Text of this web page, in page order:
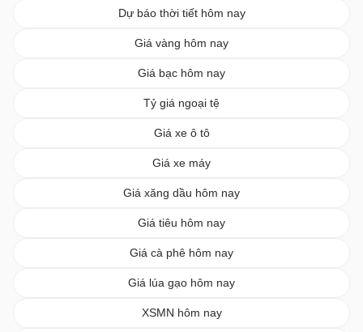
Dự báo thời tiết hôm nay
Giá vàng hôm nay
Giá bạc hôm nay
Tỷ giá ngoại tệ
Giá xe ô tô
Giá xe máy
Giá xăng dầu hôm nay
Giá tiêu hôm nay
Giá cà phê hôm nay
Giá lúa gạo hôm nay
XSMN hôm nay